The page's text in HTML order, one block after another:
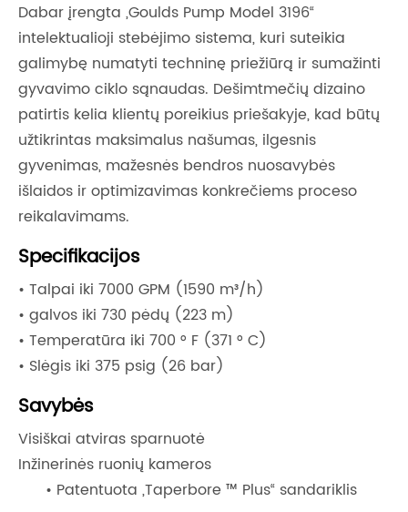
Dabar įrengta „Goulds Pump Model 3196“
intelektualioji stebėjimo sistema, kuri suteikia
galimybę numatyti techninę priežiūrą ir sumažinti
gyvavimo ciklo sąnaudas. Dešimtmečių dizaino
patirtis kelia klientų poreikius priešakyje, kad būtų
užtikrintas maksimalus našumas, ilgesnis
gyvenimas, mažesnės bendros nuosavybės
išlaidos ir optimizavimas konkrečiems proceso
reikalavimams.
Specifikacijos
• Talpai iki 7000 GPM (1590 m³/h)
• galvos iki 730 pėdų (223 m)
• Temperatūra iki 700 ° F (371 ° C)
• Slėgis iki 375 psig (26 bar)
Savybės
Visiškai atviras sparnuotė
Inžinerinės ruonių kameros
• Patentuota „Taperbore ™ Plus“ sandariklis